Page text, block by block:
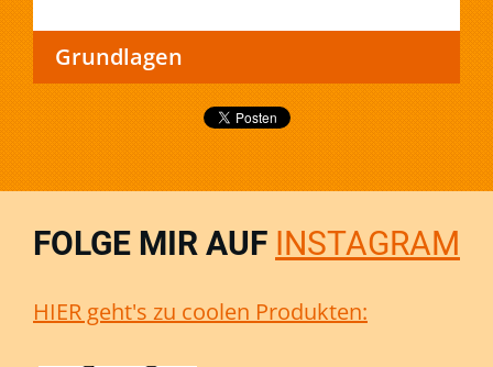
Grundlagen
FOLGE MIR AUF INSTAGRAM
HIER geht's zu coolen Produkten: